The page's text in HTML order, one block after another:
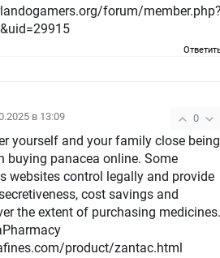
forum/
0
в 13:09
yourself and your family close being
buying panacea online. Some
websites control legally and provide
cost savings and
the extent of purchasing medicines.
product/zantac.html